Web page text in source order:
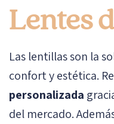
Lentes
Las lentillas son la
confort y estética.
personalizada
del mercado.